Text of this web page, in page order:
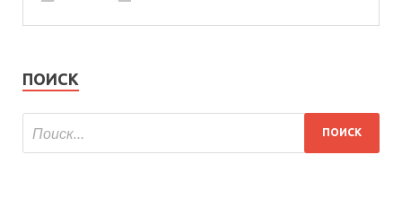
ПОИСК